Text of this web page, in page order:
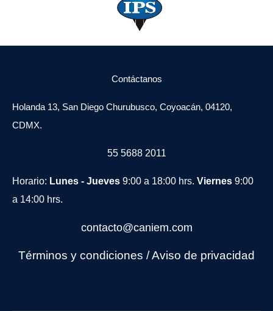
Contáctanos
Holanda 13, San Diego Churubusco, Coyoacán, 04120,
CDMX.
55 5688 2011
Horario: Lunes - Jueves 9:00 a 18:00 hrs. Viernes 9:00
a 14:00 hrs.
contacto@caniem.com
Términos y condiciones /Aviso de privacidad